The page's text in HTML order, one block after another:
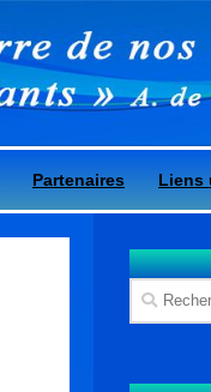
Partenaires Liens